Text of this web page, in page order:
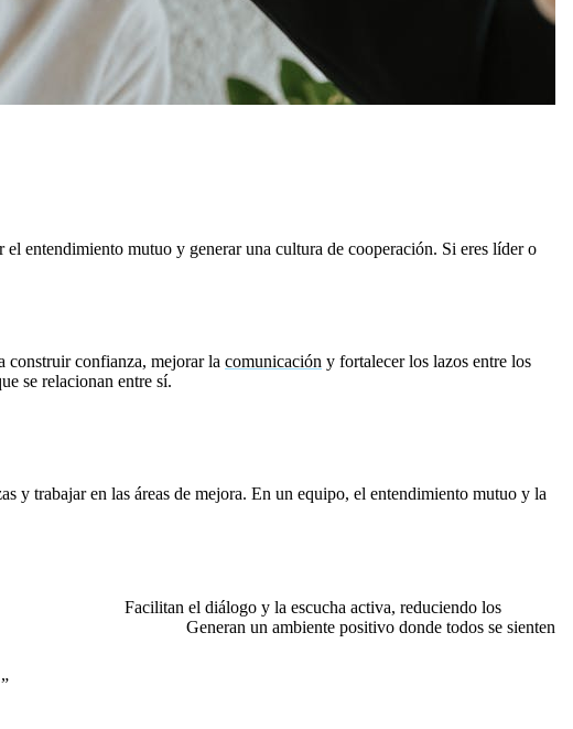
entendimiento mutuo y generar una cultura de cooperación. Si eres líder o
construir confianza, mejorar la comunicación y fortalecer los lazos entre los
se relacionan entre sí.
y trabajar en las áreas de mejora. En un equipo, el entendimiento mutuo y la
Facilitan el diálogo y la escucha activa, reduciendo los
Generan un ambiente positivo donde todos se sienten
”